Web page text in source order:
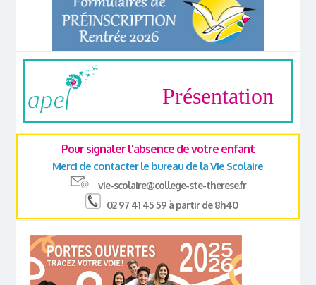
Présentation
Pour signaler l'absence de votre enfant
Merci de contacter le bureau de la Vie Scolaire
vie-scolaire@college-ste-therese.fr
02 97 41 45 59 à partir de 8h40